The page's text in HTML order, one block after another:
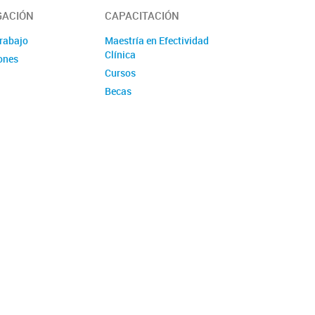
CAPACITACIÓN
Maestría en Efectividad
Clínica
Cursos
Becas